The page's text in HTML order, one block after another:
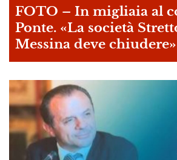
FOTO – In migliaia al
Ponte. «La società
Messina deve chiudere»